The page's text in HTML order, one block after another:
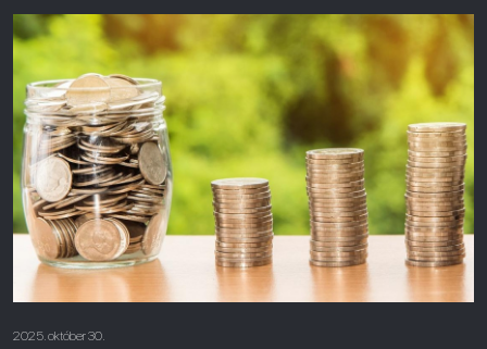
2025. október 30.